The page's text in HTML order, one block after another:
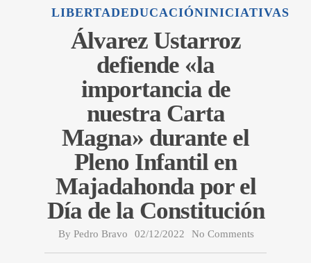
LIBERTADEDUCACIÓNINICIATIVAS
Álvarez Ustarroz
defiende «la
importancia de
nuestra Carta
Magna» durante el
Pleno Infantil en
Majadahonda por el
Día de la Constitución
By Pedro Bravo 02/12/2022 No Comments